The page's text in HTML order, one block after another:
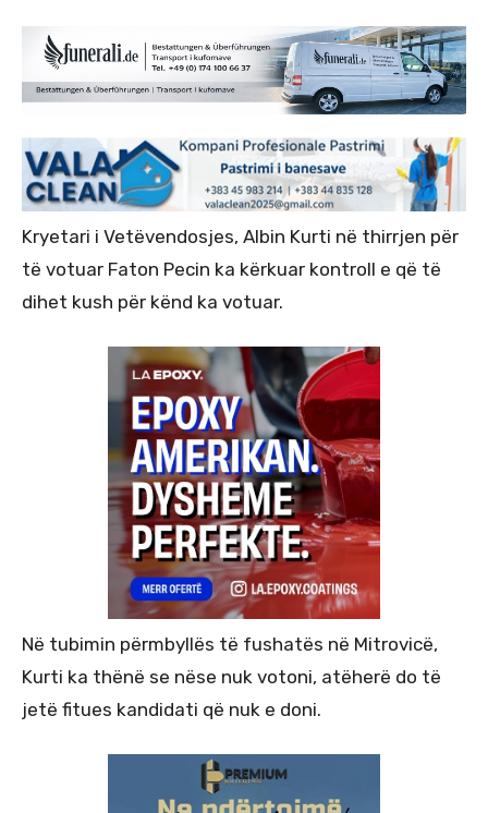
Kryetari i Vetëvendosjes, Albin Kurti në thirrjen për
të votuar Faton Pecin ka kërkuar kontroll e që të
dihet kush për kënd ka votuar.
Në tubimin përmbyllës të fushatës në Mitrovicë,
Kurti ka thënë se nëse nuk votoni, atëherë do të
jetë fitues kandidati që nuk e doni.